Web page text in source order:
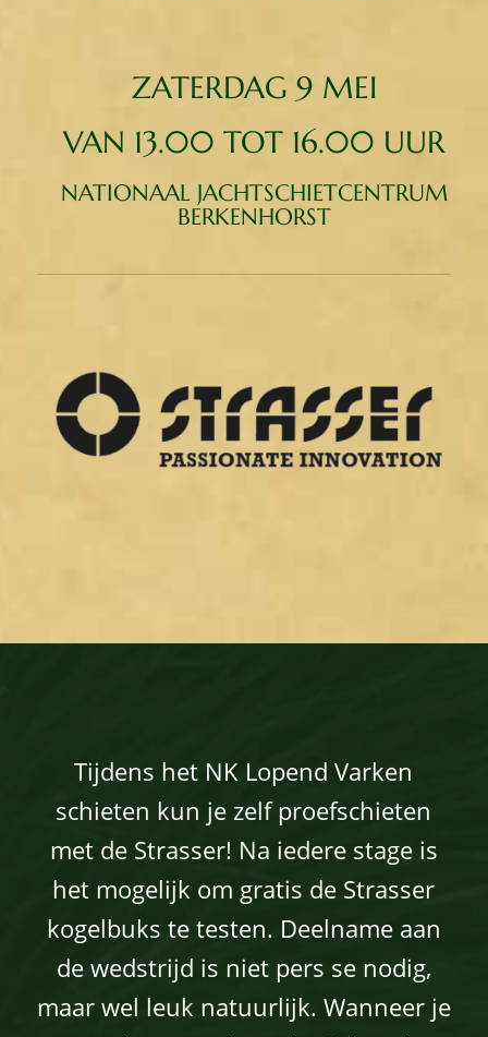
ZATERDAG 9 MEI
VAN 13.00 TOT 16.00 UUR
NATIONAAL JACHTSCHIETCENTRUM
BERKENHORST
Tijdens het NK Lopend Varken
schieten kun je zelf proefschieten
met de Strasser! Na iedere stage is
het mogelijk om gratis de Strasser
kogelbuks te testen. Deelname aan
de wedstrijd is niet pers se nodig,
maar wel leuk natuurlijk. Wanneer je